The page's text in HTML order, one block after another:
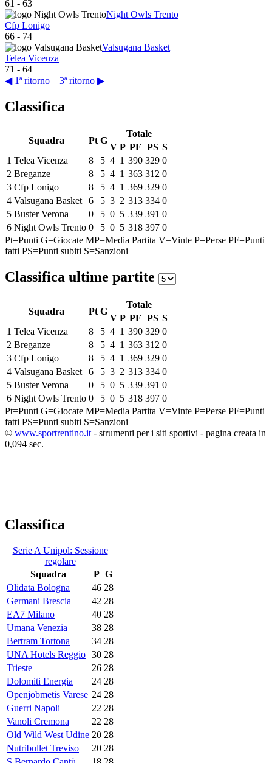
61 - 63
Night Owls Trento
Cfp Lonigo
66 - 74
Valsugana Basket
Telea Vicenza
71 - 64
◀ 1ª ritorno
3ª ritorno ▶
Classifica
Squadra Pt G
Totale
V P PF PS S
1 Telea Vicenza 8 5 4 1 390 329 0
2 Breganze 8 5 4 1 363 312 0
3 Cfp Lonigo 8 5 4 1 369 329 0
4 Valsugana Basket 6 5 3 2 313 334 0
5 Buster Verona 0 5 0 5 339 391 0
6 Night Owls Trento 0 5 0 5 318 397 0
Pt=Punti G=Giocate MP=Media Partita V=Vinte P=Perse PF=Punti
fatti PS=Punti subiti S=Sanzioni
Classifica ultime partite
Squadra Pt G
Totale
V P PF PS S
1 Telea Vicenza 8 5 4 1 390 329 0
2 Breganze 8 5 4 1 363 312 0
3 Cfp Lonigo 8 5 4 1 369 329 0
4 Valsugana Basket 6 5 3 2 313 334 0
5 Buster Verona 0 5 0 5 339 391 0
6 Night Owls Trento 0 5 0 5 318 397 0
Pt=Punti G=Giocate MP=Media Partita V=Vinte P=Perse PF=Punti
fatti PS=Punti subiti S=Sanzioni
© www.sportrentino.it - strumenti per i siti sportivi - pagina creata in
0,094 sec.
Classifica
Serie A Unipol: Sessione
regolare
Squadra
P G
Olidata Bologna
46 28
Germani Brescia
42 28
EA7 Milano
40 28
Umana Venezia
38 28
Bertram Tortona
34 28
UNA Hotels Reggio 30 28
Trieste
26 28
Dolomiti Energia
24 28
Openjobmetis Varese 24 28
Guerri Napoli
22 28
Vanoli Cremona
22 28
Old Wild West Udine 20 28
Nutribullet Treviso
20 28